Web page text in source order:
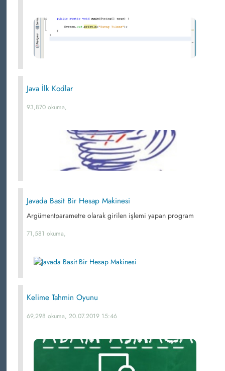
Java İlk Kodlar
93,870 okuma,
Javada Basit Bir Hesap Makinesi
Argümentparametre olarak girilen işlemi yapan program
71,581 okuma,
Kelime Tahmin Oyunu
69,298 okuma, 20.07.2019 15:46